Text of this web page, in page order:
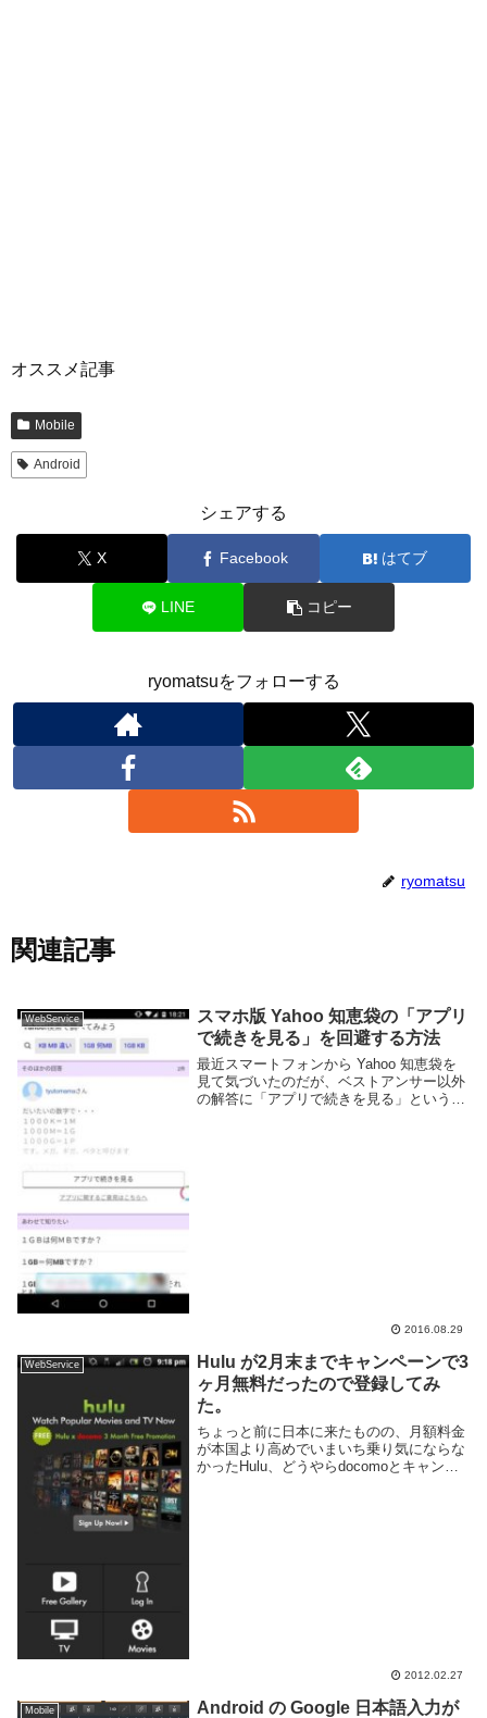
オススメ記事
Mobile
Android
シェアする
X Facebook はてブ
LINE コピー
ryomatsuをフォローする
ryomatsu
関連記事
WebService
スマホ版 Yahoo 知恵袋の「アプリ
で続きを見る」を回避する方法
最近スマートフォンから Yahoo 知恵袋を
見て気づいたのだが、ベストアンサー以外
の解答に「アプリで続きを見る」という表
2016.08.29
WebService
Hulu が2月末までキャンペーンで3
ヶ月無料だったので登録してみ
た。
ちょっと前に日本に来たものの、月額料金
が本国より高めでいまいち乗り気にならな
かったHulu、どうやらdocomoとキャンペ
2012.02.27
Mobile
Android の Google 日本語入力が